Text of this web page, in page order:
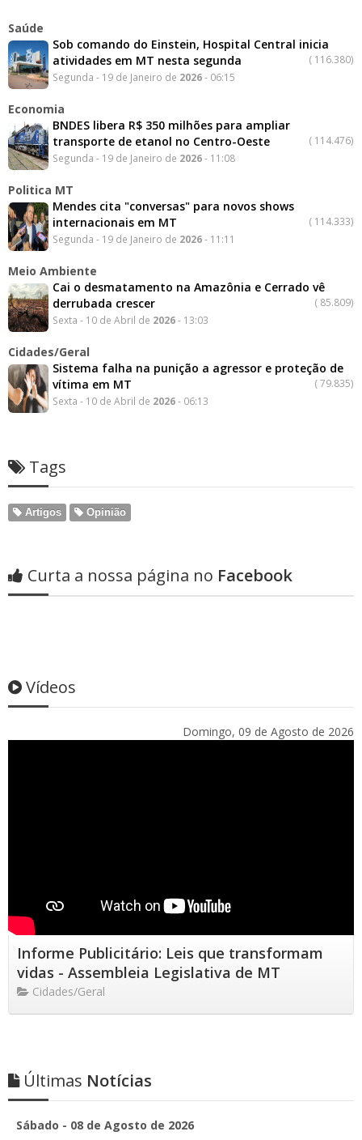
Saúde
Sob comando do Einstein, Hospital Central inicia
atividades em MT nesta segunda
( 116.380)
Segunda - 19 de Janeiro de 2026- 06:15
Economia
BNDES libera R$ 350 milhões para ampliar
transporte de etanol no Centro-Oeste
( 114.476)
Segunda - 19 de Janeiro de 2026- 11:08
Politica MT
Mendes cita "conversas" para novos shows
internacionais em MT
( 114.333)
Segunda - 19 de Janeiro de 2026- 11:11
Meio Ambiente
Cai o desmatamento na Amazônia e Cerrado vê
derrubada crescer
( 85.809)
Sexta - 10 de Abril de 2026- 13:03
Cidades/Geral
Sistema falha na punição a agressor e proteção de
vítima em MT
(79.835)
Sexta - 10 de Abril de 2026- 06:13
Tags
Artigos Opinião
Curta a nossa página no Facebook
Vídeos
Domingo, 09 de Agosto de 2026
Informe Publicitário: Leis que transformam
vidas - Assembleia Legislativa de MT
Cidades/Geral
Últimas Notícias
Sábado - 08 de Agosto de 2026